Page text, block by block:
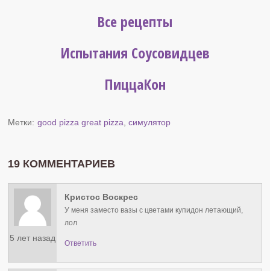
Все рецепты
Испытания Соусовидцев
ПиццаКон
Метки: good pizza great pizza ,симулятор
19 КОММЕНТАРИЕВ
5 лет назад
Кристос Воскрес
У меня заместо вазы с цветами купидон летающий,
лол
Ответить